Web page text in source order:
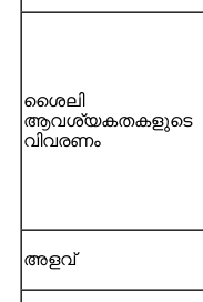
ശൈലി
ആവശ്യകതകളുടെ
വിവരണം
അളവ്